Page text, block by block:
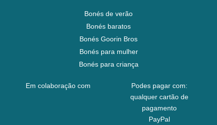
Bonés de verão
Bonés baratos
Bonés Goorin Bros
Bonés para mulher
Bonés para criança
Em colaboração com
Podes pagar com:
qualquer cartão de
pagamento
PayPal